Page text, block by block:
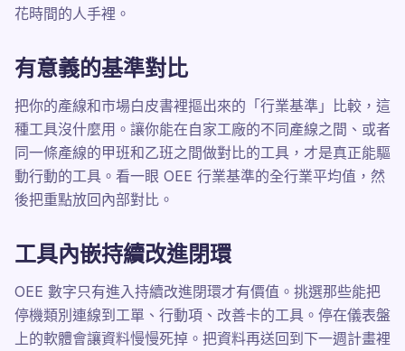
花時間的人手裡。
有意義的基準對比
把你的產線和市場白皮書裡摳出來的「行業基準」比較，這
種工具沒什麼用。讓你能在自家工廠的不同產線之間、或者
同一條產線的甲班和乙班之間做對比的工具，才是真正能驅
動行動的工具。看一眼 OEE 行業基準的全行業平均值，然
後把重點放回內部對比。
工具內嵌持續改進閉環
OEE 數字只有進入持續改進閉環才有價值。挑選那些能把
停機類別連線到工單、行動項、改善卡的工具。停在儀表盤
上的軟體會讓資料慢慢死掉。把資料再送回到下一週計畫裡